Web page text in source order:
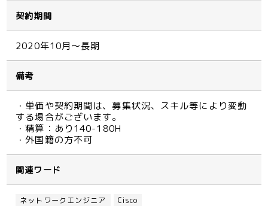
契約期間
2020年10月～長期
備考
・単価や契約期間は、募集状況、スキル等により変動
する場合がございます。
・精算：あり140-180H
・外国籍の方不可
関連ワード
ネットワークエンジニア
Cisco